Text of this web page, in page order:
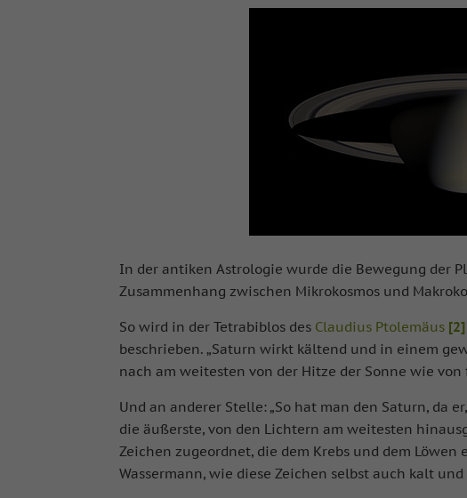
In der antiken Astrologie wurde die Bewegung der
Zusammenhang zwischen Mikrokosmos und
So wird in der Tetrabiblos des Claudius Ptolemäus [2]
beschrieben. „Saturn wirkt kältend und in einem
nach am weitesten von der Hitze der Sonne wie
Und an anderer Stelle: „So hat man den Saturn, da
die äußerste, von den Lichtern am weitesten
Zeichen zugeordnet, die dem Krebs und dem
Wassermann, wie diese Zeichen selbst auch kalt